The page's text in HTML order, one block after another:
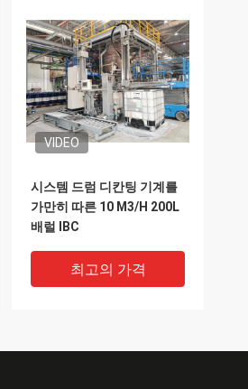
VIDEO
시스템 드럼 디칸팅 기계를
가만히 따른 10 M3/H 200L
배럴 IBC
최고의 가격